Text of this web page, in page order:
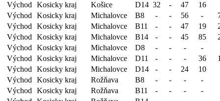
Východ
Kosicky kraj Košice D14 32 - 47 16
Východ
Kosicky kraj Michalovce B8 - - 56 -
Východ
Kosicky kraj Michalovce B11 - - 47 19
Východ
Kosicky kraj Michalovce B14 - - 45 85
Východ
Kosicky kraj Michalovce D8 - - -
-
Východ
Kosicky kraj Michalovce D11 - - - 36
Východ
Kosicky kraj Michalovce D14 - - 24 10
Východ
Kosicky kraj Rožňava B8 - - -
-
Východ
Kosicky kraj Rožňava B11 - - -
-